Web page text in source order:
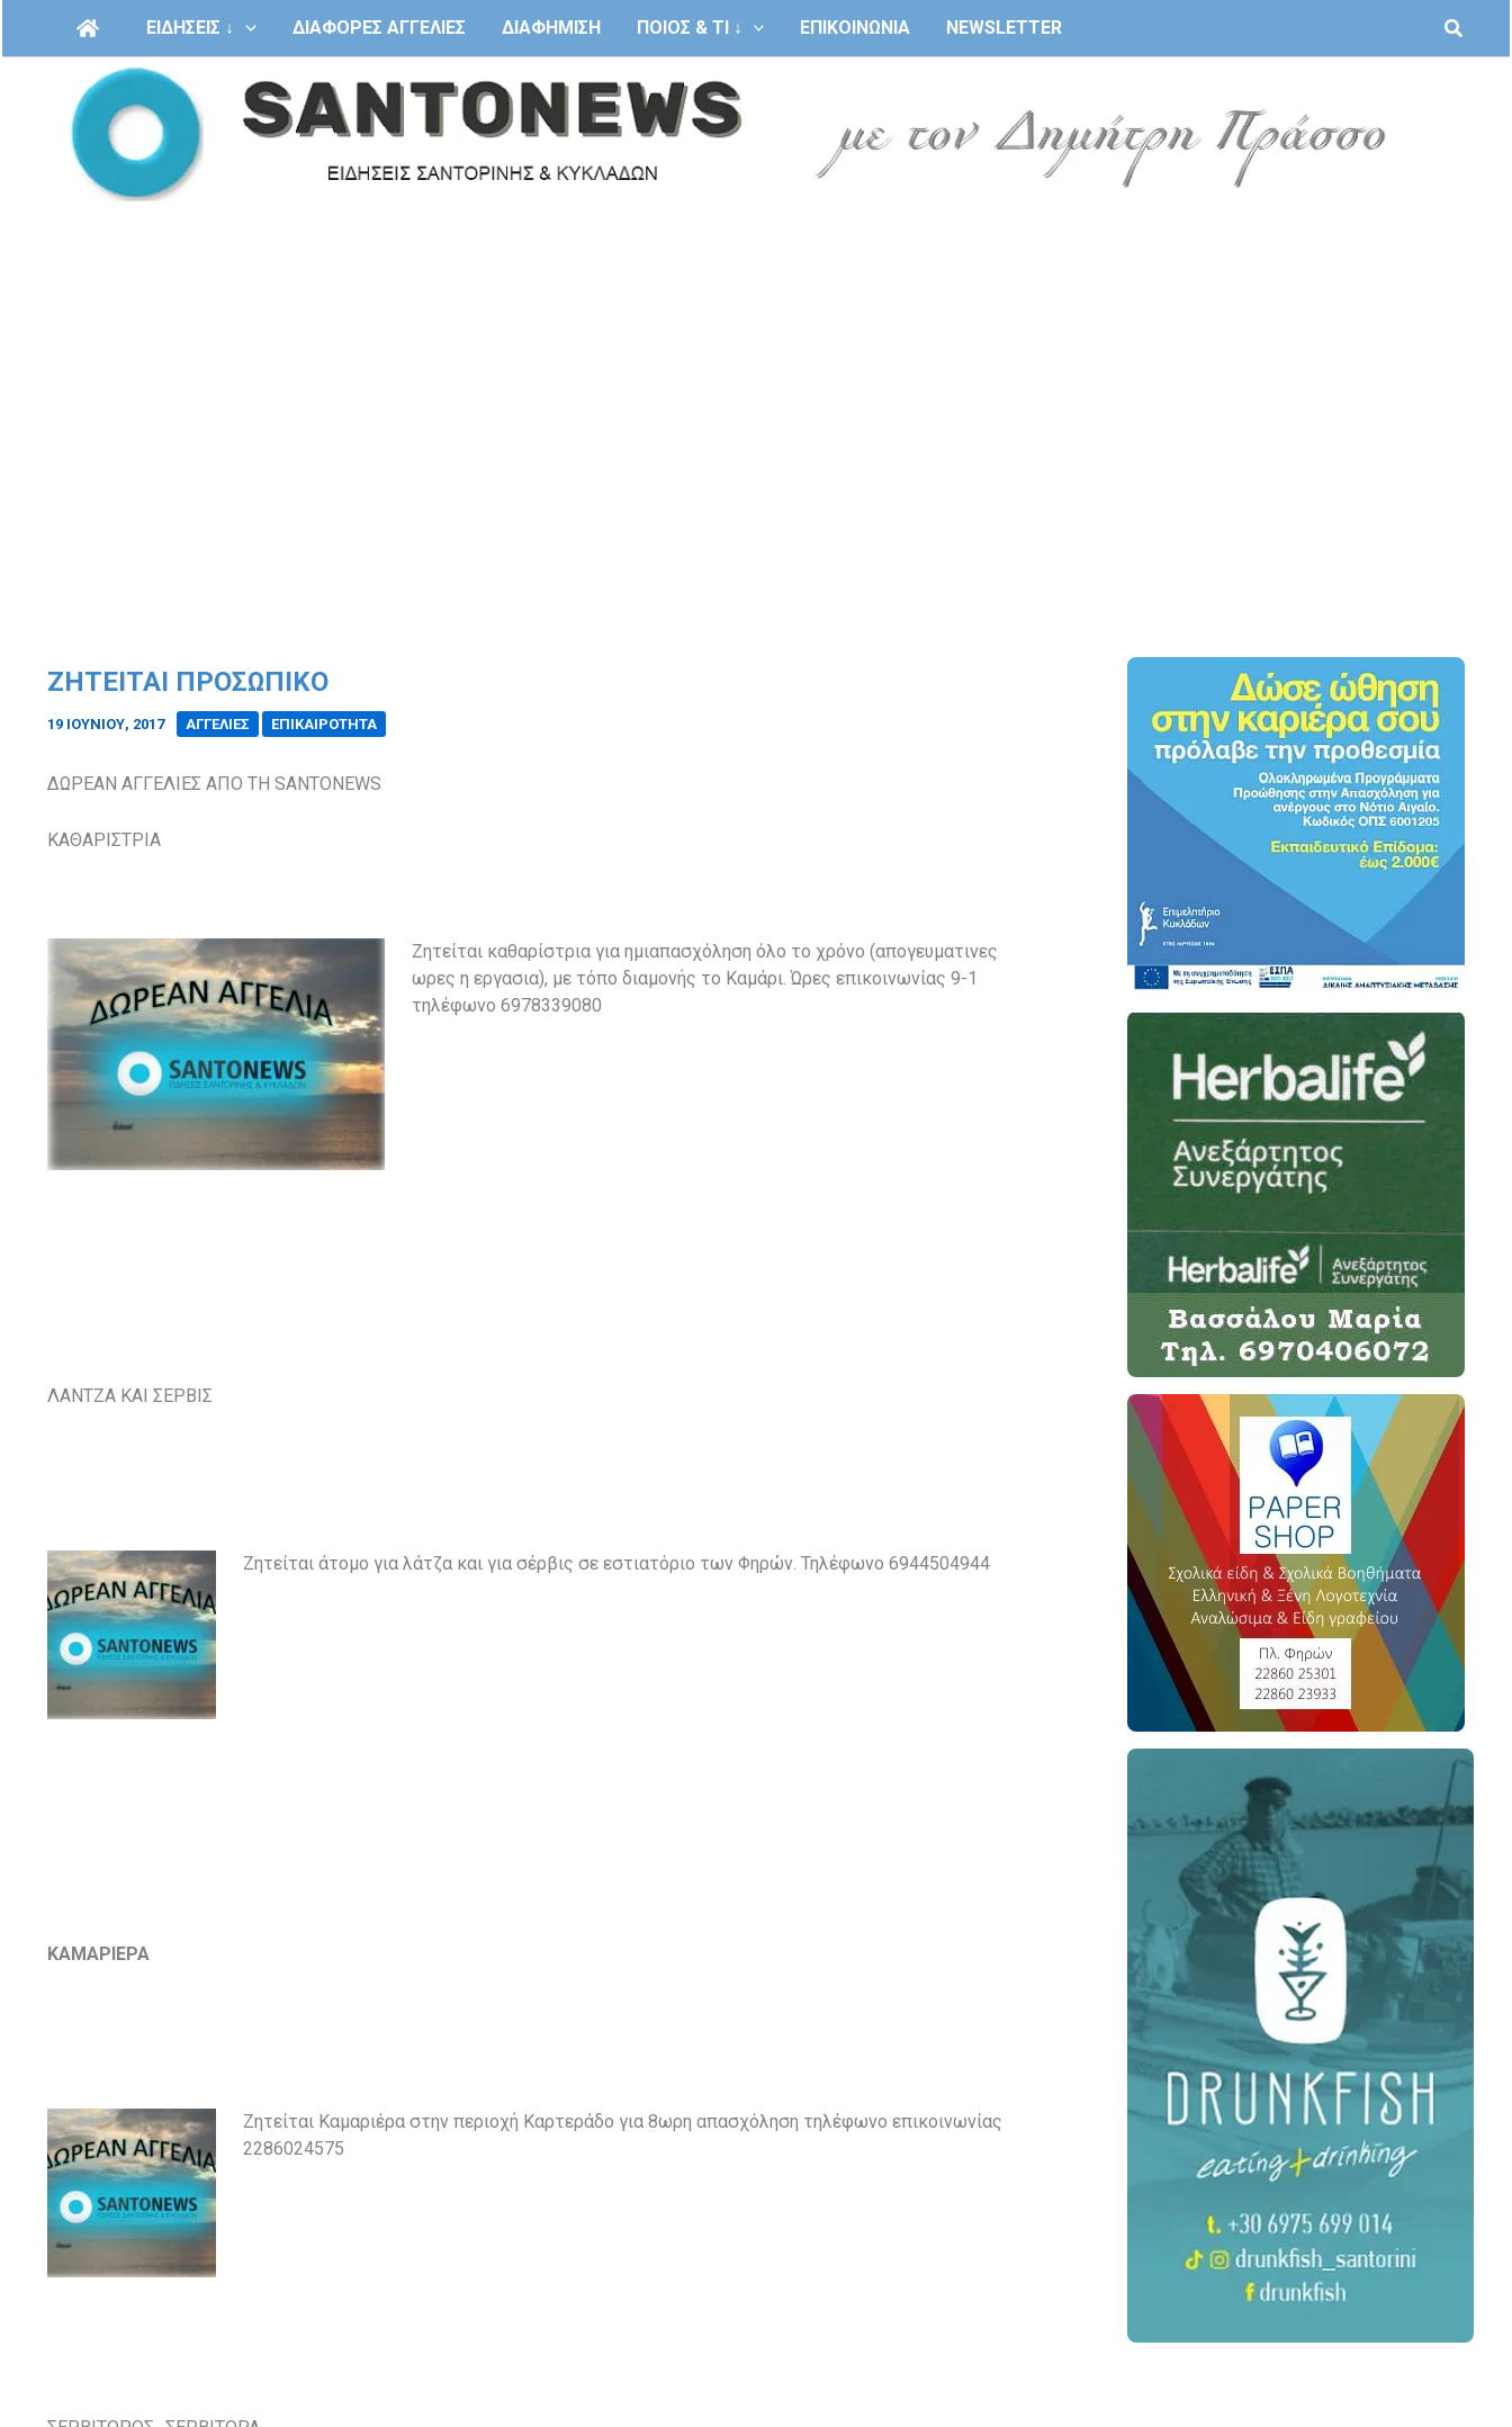
ΕΙΔΗΣΕΙΣ ↓ ΔΙΑΦΟΡΕΣ ΑΓΓΕΛΙΕΣ ΔΙΑΦΗΜΙΣΗ ΠΟΙΟΣ & ΤΙ ↓ ΕΠΙΚΟΙΝΩΝΙΑ NEWSLETTER
ΖΗΤΕΙΤΑΙ ΠΡΟΣΩΠΙΚΟ
19 ΙΟΥΝΊΟΥ, 2017 ΑΓΓΕΛΙΕΣ ΕΠΙΚΑΙΡΟΤΗΤΑ
ΔΩΡΕΑΝ ΑΓΓΕΛΙΕΣ ΑΠΟ ΤΗ SANTONEWS
ΚΑΘΑΡΙΣΤΡΙΑ
Ζητείται καθαρίστρια για ημιαπασχόληση όλο το χρόνο (απογευματινες
ωρες η εργασια), με τόπο διαμονής το Καμάρι. Ώρες επικοινωνίας 9-1
τηλέφωνο 6978339080
ΛΑΝΤΖΑ ΚΑΙ ΣΕΡΒΙΣ
Ζητείται άτομο για λάτζα και για σέρβις σε εστιατόριο των Φηρών. Τηλέφωνο 6944504944
ΚΑΜΑΡΙΕΡΑ
Ζητείται Καμαριέρα στην περιοχή Καρτεράδο για 8ωρη απασχόληση τηλέφωνο επικοινωνίας
2286024575